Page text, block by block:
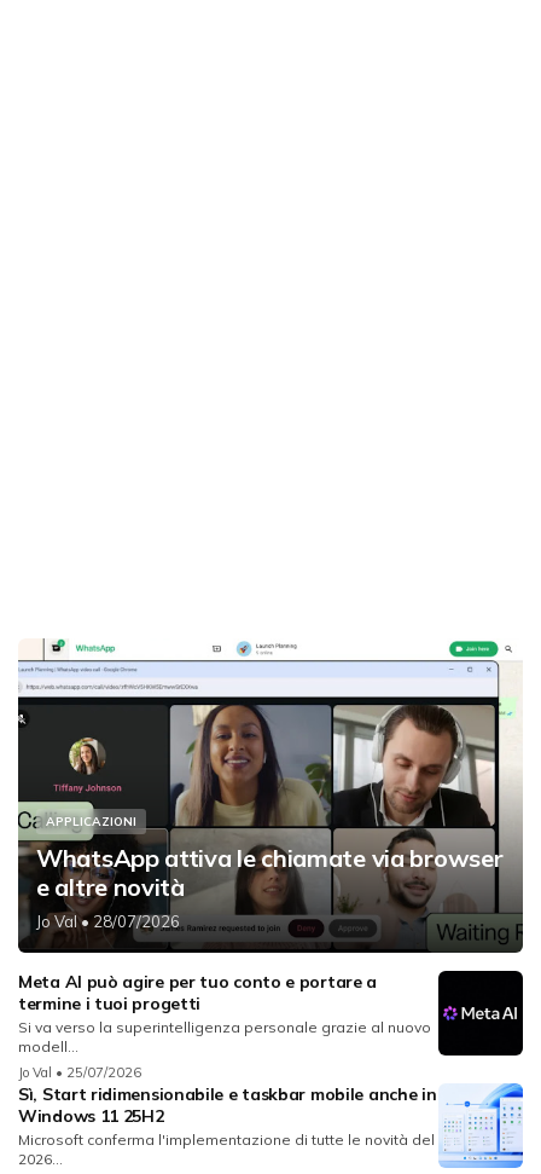
APPLICAZIONI
WhatsApp attiva le chiamate via browser
e altre novità
Jo Val• 28/07/2026
Meta AI può agire per tuo conto e portare a
termine i tuoi progetti
Si va verso la superintelligenza personale grazie al nuovo
modell...
Jo Val • 25/07/2026
Sì, Start ridimensionabile e taskbar mobile anche in
Windows 11 25H2
Microsoft conferma l'implementazione di tutte le novità del
2026...